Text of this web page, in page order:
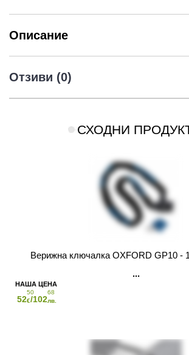
Описание
Отзиви (0)
СХОДНИ
Верижна ключалка OXFORD GP10 -
52
50
€/102
68
лв.